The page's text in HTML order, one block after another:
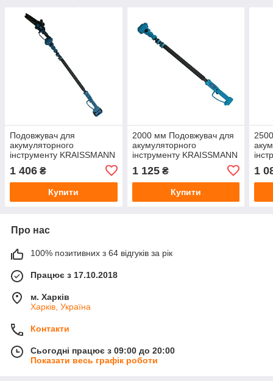
Подовжувач для
акумуляторного
інструменту KRAISSMANN
1 406 ₴
Купити
2000 мм Подовжувач для
акумуляторного
інструменту KRAISSMANN
1 125₴
Купити
1
Про нас
100% позитивних з 64 відгуків за рік
Працює з 17.10.2018
м. Харків
Харків, Україна
Контакти
Сьогодні працює з 09:00 до 20:00
Показати весь графік роботи